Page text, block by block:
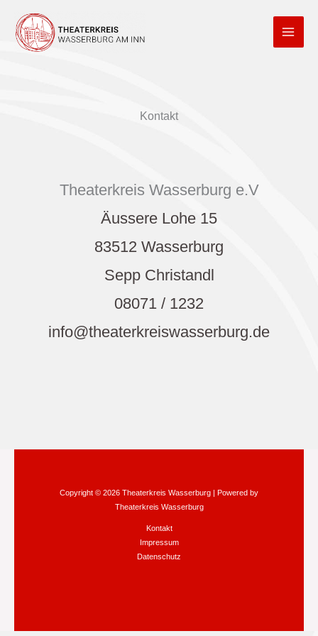
Inhalt
springen
Kontakt
Theaterkreis Wasserburg e.V
Äussere Lohe 15
83512 Wasserburg
Sepp Christandl
08071 / 1232
info@theaterkreiswasserburg.de
Copyright © 2026 Theaterkreis Wasserburg | Powered by
Theaterkreis Wasserburg
Kontakt
Impressum
Datenschutz